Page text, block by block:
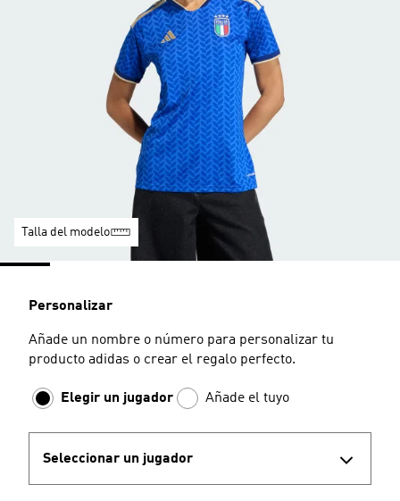
Talla del modelo
Personalizar
Añade un nombre o número para personalizar tu
producto adidas o crear el regalo perfecto.
Elegir un jugador Añade el tuyo
Seleccionar un jugador